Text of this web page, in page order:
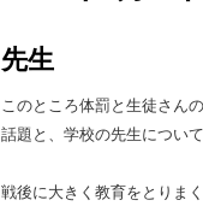
先生
このところ体罰と生徒さん
話題と、学校の先生につい
戦後に大きく教育をとりま